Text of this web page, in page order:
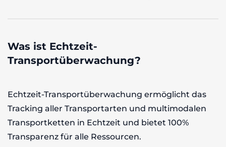
Was ist Echtzeit-
Transportüberwachung?
Echtzeit-Transportüberwachung ermöglicht das
Tracking aller Transportarten und multimodalen
Transportketten in Echtzeit und bietet 100%
Transparenz für alle Ressourcen.